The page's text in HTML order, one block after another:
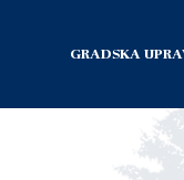
GRADSKA